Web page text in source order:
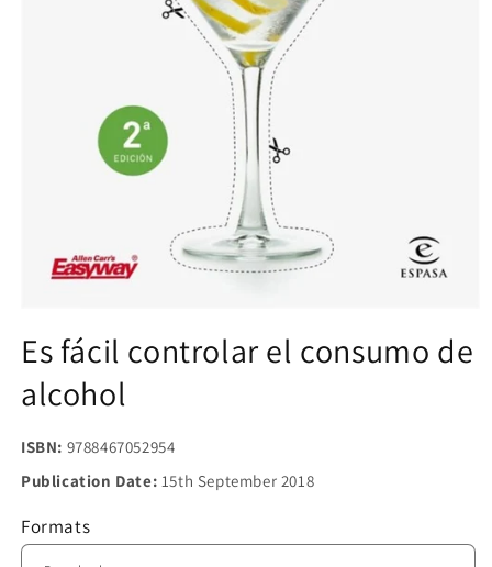
1
in
modal
Es fácil controlar el consumo de
alcohol
ISBN: 9788467052954
Publication Date: 15th September 2018
Formats